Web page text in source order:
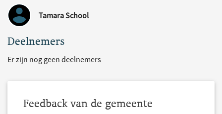
Tamara School
Deelnemers
Er zijn nog geen deelnemers
Feedback van de gemeente